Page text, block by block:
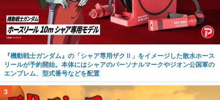
『機動戦士ガンダム』の「シャア専用ザクⅡ」をイメージした散水ホース
リールが予約開始。本体にはシャアのパーソナルマークやジオン公国軍の
エンブレム、型式番号などを配置
3